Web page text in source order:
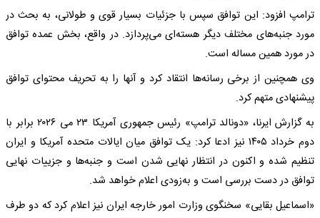
ترامپ افزود: این توافق سپس با جزئیات بسیار قوی و طولانی، به بحث در
مورد جنبه‌های مختلف دیگر هسته‌ای می‌پردازد. در واقع، بخش عمده توافق
در مورد همین مساله است.
وی همچنین از برخی رسانه‌ها انتقاد کرد و آنها را به تحریف محتوای توافق
پیشنهادی متهم کرد.
به گزارش ایرنا، «دونالد ترامپ» رئیس جمهوری آمریکا ۲۳ می ۲۰۲۶ برابر با
دوم خرداد ۱۴۰۵ نیز ادعا کرد: یک توافق میان ایالات متحده آمریکا و ایران
تنظیم شده و اکنون در انتظار نهایی شدن است و جنبه‌ها و جزییات نهایی
توافق در دست بررسی است و به‌زودی اعلام خواهد شد.
«اسماعیل بقایی» سخنگوی وزارت امور خارجه ایران نیز اعلام کرد که دو طرف